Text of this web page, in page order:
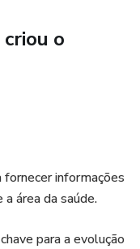
o
fornecer informações
área da saúde.
para a evolução